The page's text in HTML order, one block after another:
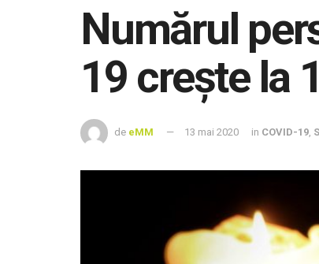
Numărul
19 crește la
de eMM 13 mai 2020 in COVID-19,